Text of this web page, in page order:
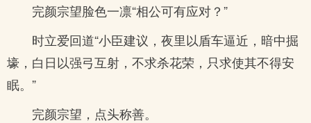
完颜宗望脸色一凛“相公可有应对？”
时立爱回道“小臣建议，夜里以盾车逼近，暗中掘
壕，白日以强弓互射，不求杀花荣，只求使其不得安
眠。”
完颜宗望，点头称善。